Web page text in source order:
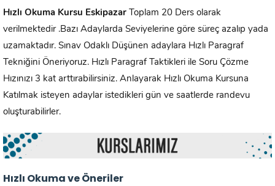
Hızlı Okuma Kursu Eskipazar Toplam 20 Ders olarak
verilmektedir .Bazı Adaylarda Seviyelerine göre süreç azalıp yada
uzamaktadır. Sınav Odaklı Düşünen adaylara Hızlı Paragraf
Tekniğini Öneriyoruz. Hızlı Paragraf Taktikleri ile Soru Çözme
Hızınızı 3 kat arttırabilirsiniz. Anlayarak Hızlı Okuma Kursuna
Katılmak isteyen adaylar istedikleri gün ve saatlerde randevu
oluşturabilirler.
Hızlı Okuma ve Öneriler